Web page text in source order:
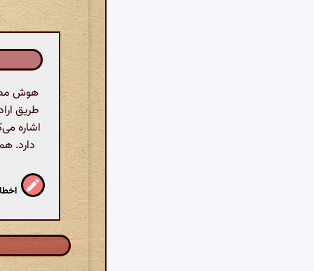
هوش
طریق
اشاره
دارد.